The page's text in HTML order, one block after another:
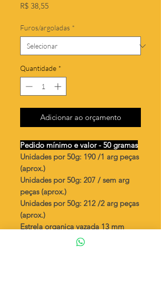
R$ 38,55Preço
Furos/argoladas *
Quantidade *
Adicionar ao orçamento
Pedido mínimo e valor - 50 gramas
Unidades por 50g: 190 /1 arg peças
(aprox.)
Unidades por 50g: 207 / sem arg
peças (aprox.)
Unidades por 50g: 212 /2 arg peças
(aprox.)
Estrela organica vazada 13 mm
: R$ 771,00
Quantidade aproximada por quilo